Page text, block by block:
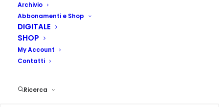
Archivio
Abbonamenti e Shop
DIGITALE
SHOP
My Account
Contatti
Ricerca
Articoli dell'autore
Saper essere ciò che si insegna